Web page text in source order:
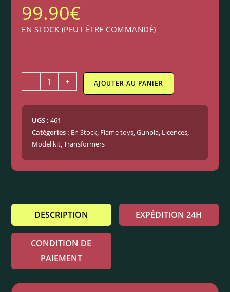
99.90€
EN STOCK (PEUT ÊTRE COMMANDÉ)
- + AJOUTER AU PANIER
UGS :461
Catégories : En Stock, Flame toys,Gunpla, Licences,
Model kit,Transformers
DESCRIPTION EXPÉDITION 24H
CONDITION DE
PAIEMENT